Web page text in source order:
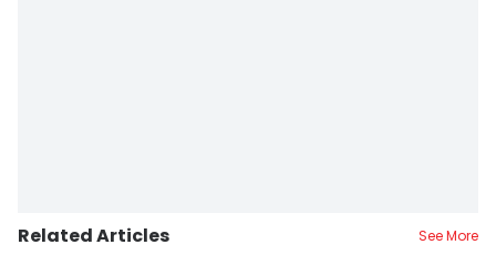
Related Articles See More